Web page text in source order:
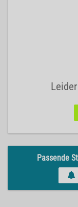
Passende